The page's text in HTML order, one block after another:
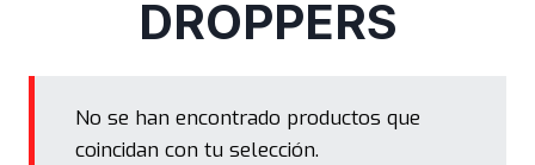
DROPPERS
No se han encontrado productos que
coincidan con tu selección.